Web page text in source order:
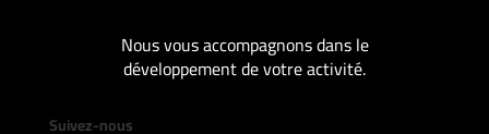
Nous vous accompagnons dans le
développement de votre activité.
Suivez-nous